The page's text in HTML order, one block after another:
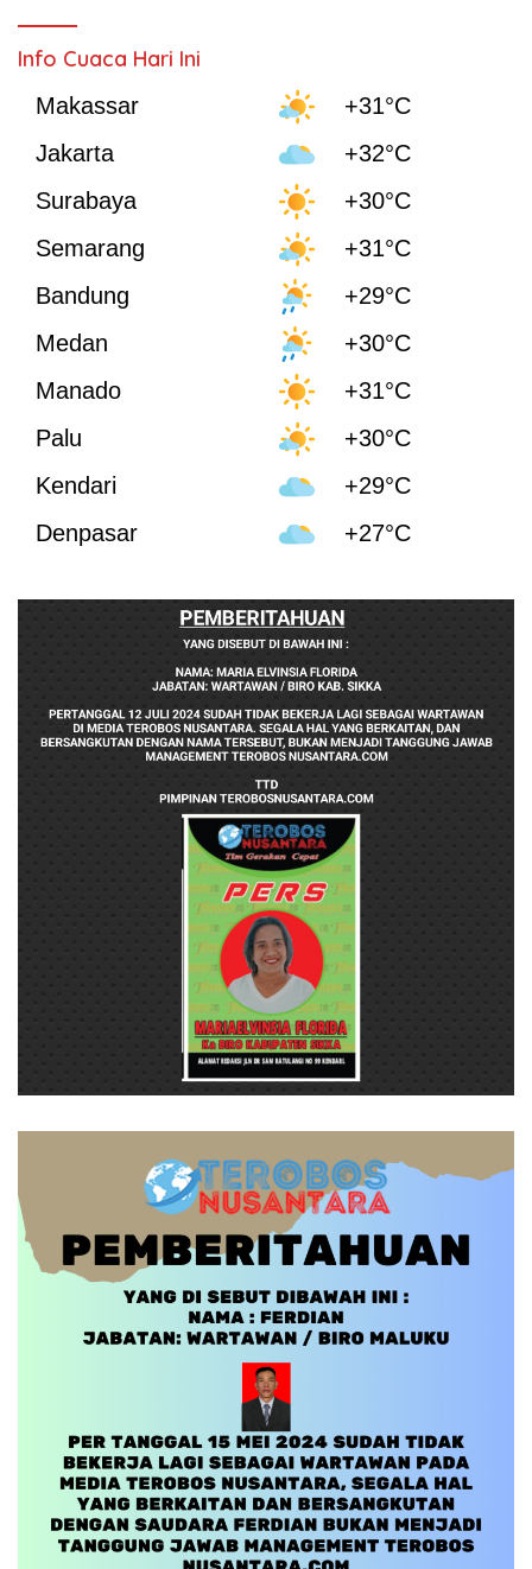
Info Cuaca Hari Ini
Makassar
+31°C
Jakarta
+32°C
Surabaya
+30°C
Semarang
+31°C
Bandung
+29°C
Medan
+30°C
Manado
+31°C
Palu
+30°C
Kendari
+29°C
Denpasar
+27°C